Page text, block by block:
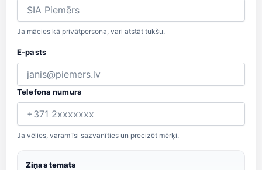
Ja mācies kā privātpersona, vari atstāt tukšu.
E-pasts
Telefona numurs
Ja vēlies, varam īsi sazvanīties un precizēt mērķi.
Ziņas temats